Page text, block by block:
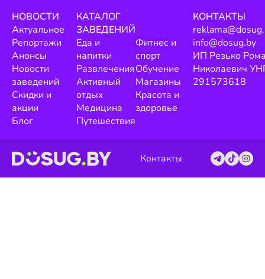
НОВОСТИ
Актуальное
Репортажи
Анонсы
Новости
заведений
Скидки и
акции
Блог
КАТАЛОГ
ЗАВЕДЕНИЙ
Еда и
напитки
Развлечения
Активный
отдых
Медицина
Путешествия
Фитнес и
спорт
Обучение
Магазины
Красота и
здоровье
КОНТАКТЫ
info@dosug.by
ИП Резько
Николаевич
291573618
Контакты